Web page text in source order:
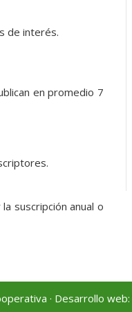
de interés.
en promedio 7
suscripción anual o
· Desarrollo web: